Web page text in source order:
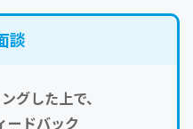
談
グした上で、
ードバック